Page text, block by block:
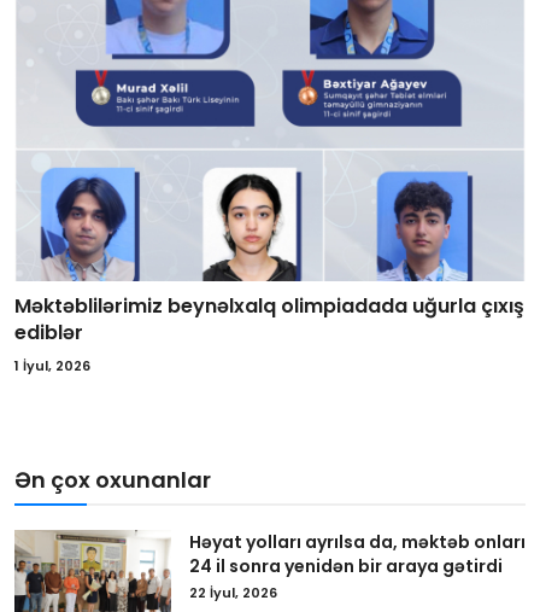
Məktəblilərimiz beynəlxalq olimpiadada uğurla çıxış
ediblər
1 İyul, 2026
Ən çox oxunanlar
Həyat yolları ayrılsa da, məktəb onları
24 il sonra yenidən bir araya gətirdi
22 İyul, 2026